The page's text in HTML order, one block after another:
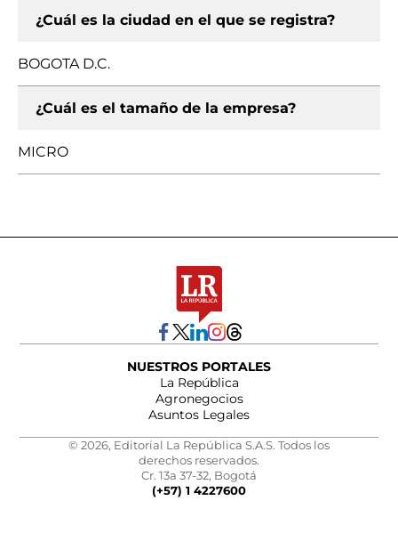
¿Cuál es la ciudad en el que se registra?
BOGOTA D.C.
¿Cuál es el tamaño de la empresa?
MICRO
NUESTROS PORTALES
La República
Agronegocios
Asuntos Legales
© 2026, Editorial La República S.A.S. Todos los
derechos reservados.
Cr. 13a 37-32, Bogotá
(+57) 1 4227600